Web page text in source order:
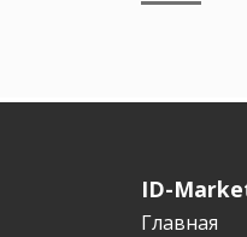
ID-
Главная